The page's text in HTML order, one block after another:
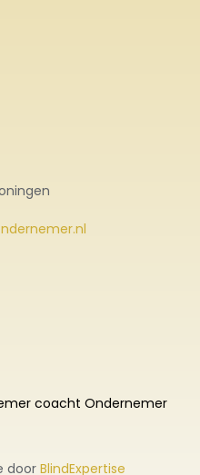
coacht Ondernemer
door BlindExpertise